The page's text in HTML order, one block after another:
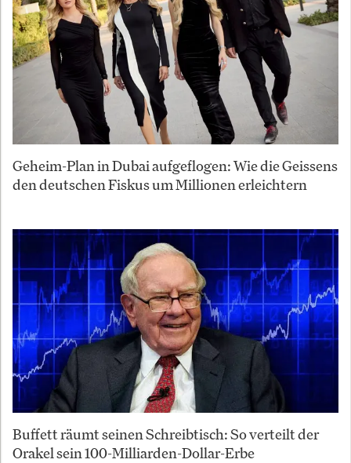
Geheim-Plan in Dubai aufgeflogen: Wie die Geissens
den deutschen Fiskus um Millionen erleichtern
Buffett räumt seinen Schreibtisch: So verteilt der
Orakel sein 100-Milliarden-Dollar-Erbe